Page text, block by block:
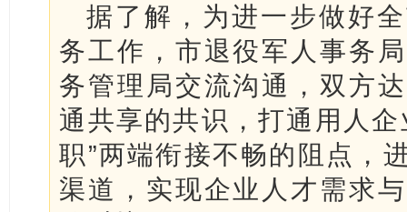
据了解，为进一步做好
务工作，市退役军人事务
务管理局交流沟通，双方
通共享的共识，打通用人
职”两端衔接不畅的阻点，
渠道，实现企业人才需求